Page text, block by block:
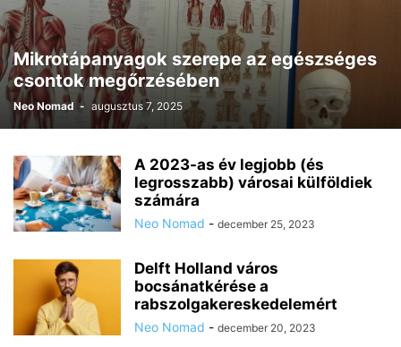
Mikrotápanyagok szerepe az egészséges
csontok megőrzésében
Neo Nomad - augusztus 7, 2025
A 2023-as év legjobb (és
legrosszabb) városai külföldiek
számára
Neo Nomad - december 25, 2023
Delft Holland város
bocsánatkérése a
rabszolgakereskedelemért
Neo Nomad - december 20, 2023